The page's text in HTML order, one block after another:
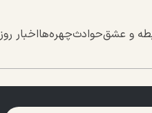
و عشقحوادثچهره‌هااخبار روز